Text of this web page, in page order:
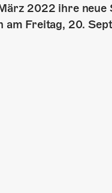
2022 ihre neue
Freitag, 20.